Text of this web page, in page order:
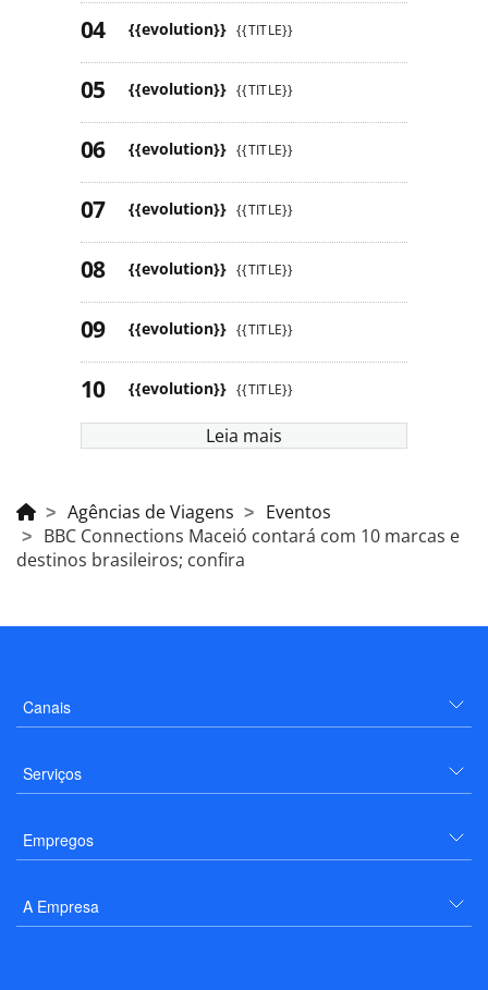
{{evolution}} {{TITLE}}
{{evolution}} {{TITLE}}
{{evolution}} {{TITLE}}
{{evolution}} {{TITLE}}
{{evolution}} {{TITLE}}
{{evolution}} {{TITLE}}
{{evolution}} {{TITLE}}
Leia mais
Agências de Viagens
Eventos
BBC Connections Maceió contará com 10 marcas e
destinos brasileiros; confira
Canais
Serviços
Empregos
A Empresa